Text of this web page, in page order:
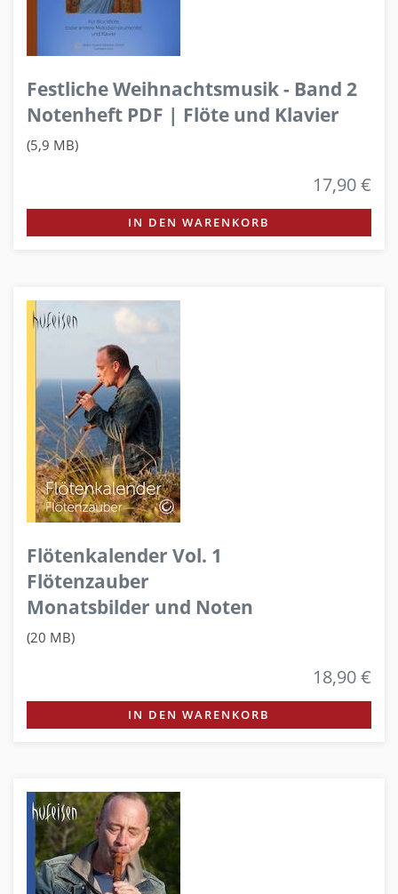
Festliche Weihnachtsmusik - Band 2
Notenheft PDF | Flöte und Klavier
(5,9 MB)
17,90 €
IN DEN WARENKORB
Flötenkalender Vol. 1
Flötenzauber
Monatsbilder und Noten
(20 MB)
18,90 €
IN DEN WARENKORB